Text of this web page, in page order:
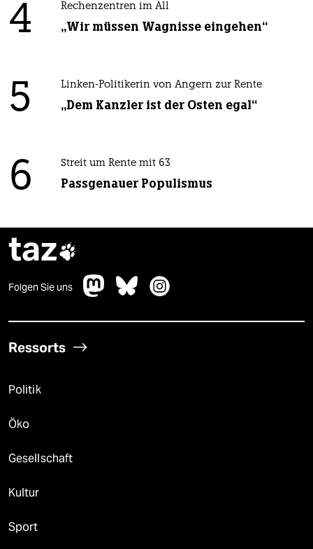
4 Rechenzentren im All
„Wir müssen Wagnisse eingehen“
5 Linken-Politikerin von Angern zur Rente
„Dem Kanzler ist der Osten egal“
6 Streit um Rente mit 63
Passgenauer Populismus
taz
Folgen Sie uns
Ressorts
Politik
Öko
Gesellschaft
Kultur
Sport